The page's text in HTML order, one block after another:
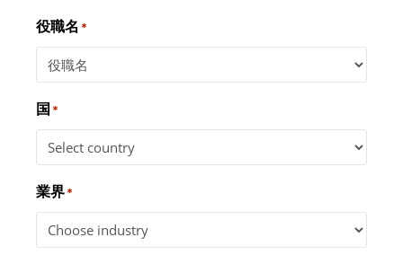
役職名 *
国 *
業界*